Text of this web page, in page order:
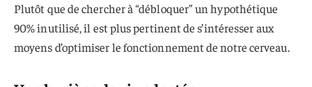
Plutôt que de chercher à “débloquer” un hypothétique
90% inutilisé, il est plus pertinent de s’intéresser aux
moyens d’optimiser le fonctionnement de notre cerveau.